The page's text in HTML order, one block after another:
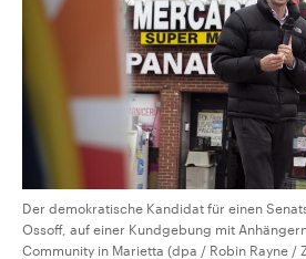
Der demokratische Kandidat für einen
Ossoff, auf einer Kundgebung mit
Community in Marietta (dpa / Robin Rayne /